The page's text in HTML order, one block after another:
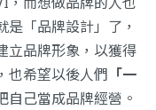
「品牌設計」了，
立品牌形象，以獲得
也希望以後人們 「一
自己當成品牌經營。